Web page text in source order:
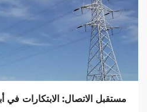
مستقبل الاتصال: الابتكارات في